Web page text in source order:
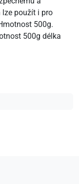
použít i pro
500g.
500g délka